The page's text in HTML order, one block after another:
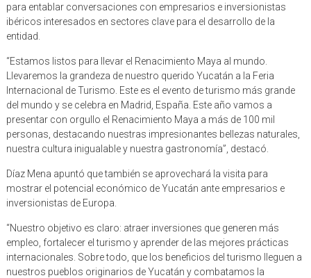
para entablar conversaciones con empresarios e inversionistas
ibéricos interesados en sectores clave para el desarrollo de la
entidad.
“Estamos listos para llevar el Renacimiento Maya al mundo.
Llevaremos la grandeza de nuestro querido Yucatán a la Feria
Internacional de Turismo. Este es el evento de turismo más grande
del mundo y se celebra en Madrid, España. Este año vamos a
presentar con orgullo el Renacimiento Maya a más de 100 mil
personas, destacando nuestras impresionantes bellezas naturales,
nuestra cultura inigualable y nuestra gastronomía”, destacó.
Díaz Mena apuntó que también se aprovechará la visita para
mostrar el potencial económico de Yucatán ante empresarios e
inversionistas de Europa.
“Nuestro objetivo es claro: atraer inversiones que generen más
empleo, fortalecer el turismo y aprender de las mejores prácticas
internacionales. Sobre todo, que los beneficios del turismo lleguen a
nuestros pueblos originarios de Yucatán y combatamos la